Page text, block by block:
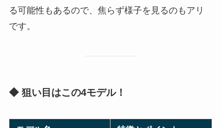
る可能性もあるので、焦らず様子を見るのもアリ
です。
◆ 狙い目はこの4モデル！